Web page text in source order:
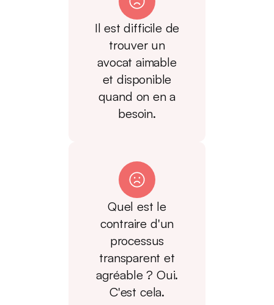
Il est difficile de
trouver un
avocat aimable
et disponible
quand on en a
besoin.
Quel est le
contraire d'un
processus
transparent et
agréable ? Oui.
C'est cela.